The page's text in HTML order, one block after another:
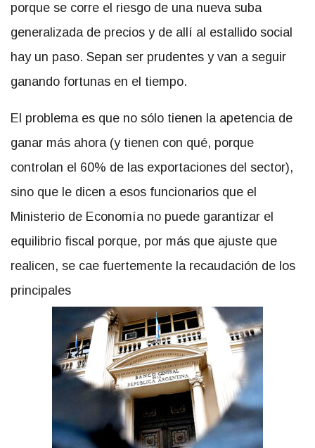
porque se corre el riesgo de una nueva suba
generalizada de precios y de allí al estallido social
hay un paso. Sepan ser prudentes y van a seguir
ganando fortunas en el tiempo.
El problema es que no sólo tienen la apetencia de
ganar más ahora (y tienen con qué, porque
controlan el 60% de las exportaciones del sector),
sino que le dicen a esos funcionarios que el
Ministerio de Economía no puede garantizar el
equilibrio fiscal porque, por más que ajuste que
realicen, se cae fuertemente la recaudación de los
principales